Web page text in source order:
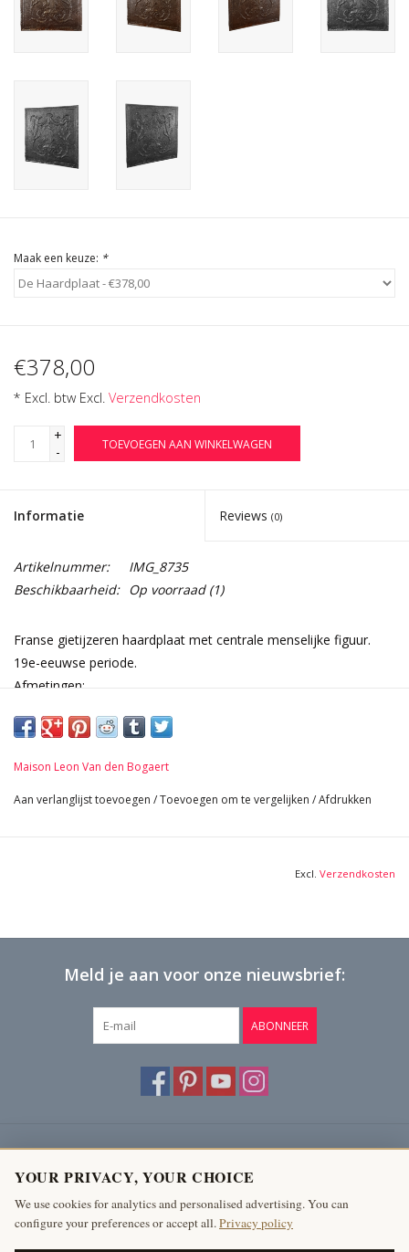
Maak een keuze: *
€378,00
* Excl. btw Excl. Verzendkosten
+
-
TOEVOEGEN AAN WINKELWAGEN
Informatie Reviews (0)
Artikelnummer:
IMG_8735
Beschikbaarheid: Op voorraad(1)
Franse gietijzeren haardplaat met centrale menselijke figuur.
19e-eeuwse periode.
Afmetingen:
1 cm Dikte 0,39 Inch
Maison Leon Van den Bogaert
Aan verlanglijst toevoegen /Toevoegen om te vergelijken /Afdrukken
Excl. Verzendkosten
Meld je aan voor onze nieuwsbrief:
ABONNEER
Producten
Mijn account
YOUR PRIVACY, YOUR CHOICE
We use cookies for analytics and personalised advertising. You can
configure your preferences or accept all.Privacy policy